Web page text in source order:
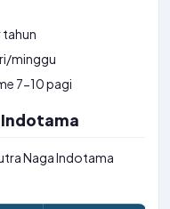
tahun
minggu
7-10 pagi
Indotama
Naga Indotama